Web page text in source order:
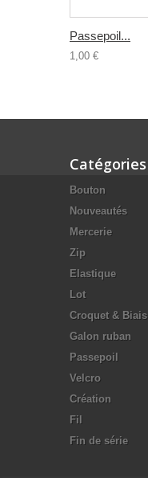
Passepoil...
1,00 €
Catégories
Bouton
Nouveautés
Mercerie
Zip
Elastique
Lot
Croquet & Biais
Galon ruban
Passepoil
Velcro
Création
Fil
Fin de série